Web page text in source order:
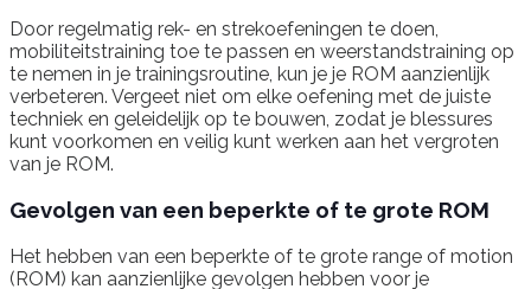
Door regelmatig rek- en strekoefeningen te doen,
mobiliteitstraining toe te passen en weerstandstraining op
te nemen in je trainingsroutine, kun je je ROM aanzienlijk
verbeteren. Vergeet niet om elke oefening met de juiste
techniek en geleidelijk op te bouwen, zodat je blessures
kunt voorkomen en veilig kunt werken aan het vergroten
van je ROM.
Gevolgen van een beperkte of te grote ROM
Het hebben van een beperkte of te grote range of motion
(ROM) kan aanzienlijke gevolgen hebben voor je